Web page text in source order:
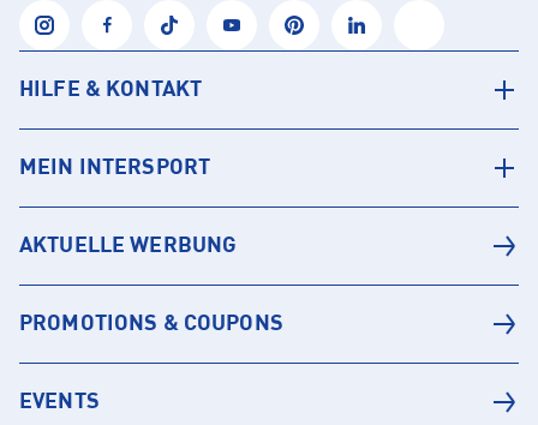
HILFE & KONTAKT
MEIN INTERSPORT
AKTUELLE WERBUNG
PROMOTIONS & COUPONS
EVENTS